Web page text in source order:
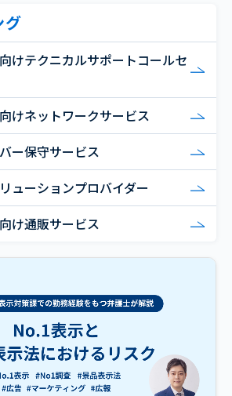
グ
けテクニカルサポートコールセ
けネットワークサービス
ー保守サービス
ューションプロバイダー
け通販サービス